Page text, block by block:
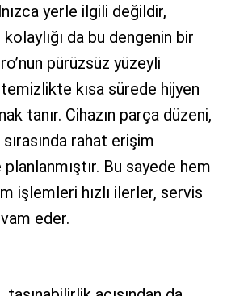
yerle ilgili değildir,
da bu dengenin bir
pürüzsüz yüzeyli
kısa sürede hijyen
tanır. Cihazın parça düzeni,
rahat erişim
Bu sayede hem
işlemleri hızlı ilerler, servis
eder.